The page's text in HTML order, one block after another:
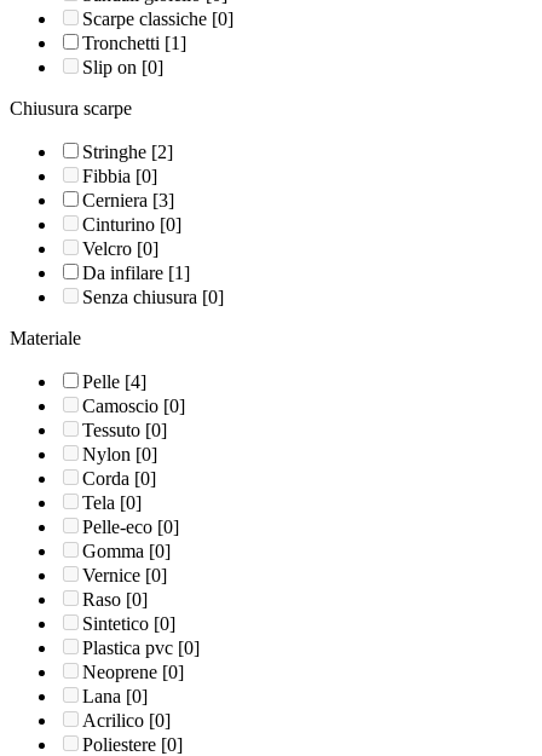
Scarpe classiche [0]
Tronchetti [1]
Slip on [0]
Chiusura scarpe
Stringhe [2]
Fibbia [0]
Cerniera [3]
Cinturino [0]
Velcro [0]
Da infilare [1]
Senza chiusura [0]
Materiale
Pelle [4]
Camoscio [0]
Tessuto [0]
Nylon [0]
Corda [0]
Tela [0]
Pelle-eco [0]
Gomma [0]
Vernice [0]
Raso [0]
Sintetico [0]
Plastica pvc [0]
Neoprene [0]
Lana [0]
Acrilico [0]
Poliestere [0]